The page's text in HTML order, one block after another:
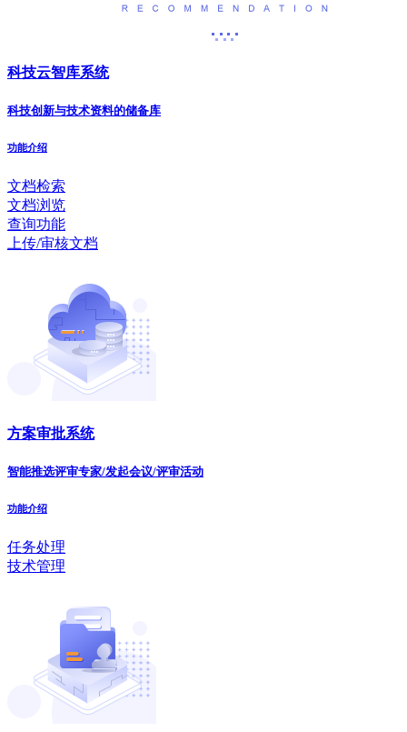
科技云智库系统
科技创新与技术资料的储备库
功能介绍
文档检索
文档浏览
查询功能
上传/审核文档
方案审批系统
智能推选评审专家/发起会议/评审活动
功能介绍
任务处理
技术管理